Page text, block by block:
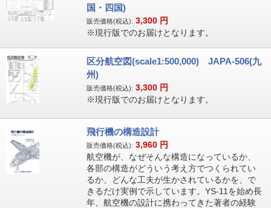
国・四国)
販売価格(税込): 3,300 円
※現行版でのお届けとなります。
区分航空図(scale1:500,000) JAPA-506(九
州)
販売価格(税込): 3,300 円
※現行版でのお届けとなります。
飛行機の構造設計
販売価格(税込): 3,960 円
航空機が、なぜそんな構造になっているか、
各部の構造がどういう考え方でつくられてい
るか、どんな工夫が生かされているかを、で
きるだけ実例で示しています。YS-11を始め長
年、航空機の設計に携わってきた著者の経験